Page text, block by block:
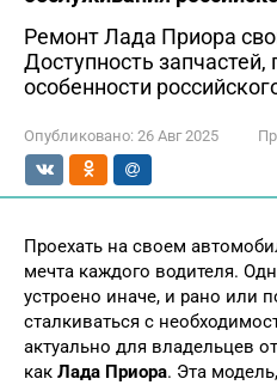
Ремонт Лада Приора
Доступность запчастей,
особенности
Опубликовано: 26 Авг 2025
Проехать на своем
мечта каждого водителя.
устроено иначе, и рано или
сталкиваться с
актуально для владельцев
как Лада Приора. Эта